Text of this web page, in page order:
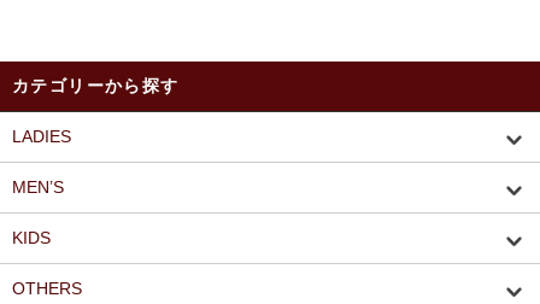
カテゴリーから探す
LADIES
MEN’S
KIDS
OTHERS